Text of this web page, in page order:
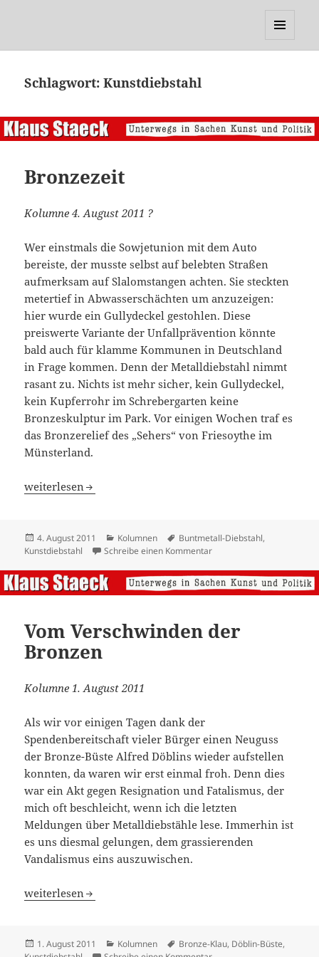
Schlagwort:Kunstdiebstahl
Bronzezeit
Kolumne 4. August 2011 ?
Wer einstmals die Sowjetunion mit dem Auto
bereiste, der musste selbst auf belebten Straßen
aufmerksam auf Slalomstangen achten. Sie steckten
metertief in Abwasserschächten um anzuzeigen:
hier wurde ein Gullydeckel gestohlen. Diese
preiswerte Variante der Unfallprävention könnte
bald auch für klamme Kommunen in Deutschland
in Frage kommen. Denn der Metalldiebstahl nimmt
rasant zu. Nichts ist mehr sicher, kein Gullydeckel,
kein Kupferrohr im Schrebergarten keine
Bronzeskulptur im Park. Vor einigen Wochen traf es
das Bronzerelief des „Sehers“ von Friesoythe im
Münsterland.
Bronzezeit
weiterlesen
Veröffentlicht
am
4. August 2011 Kategorien
Kolumnen Schlagwörter
Buntmetall-Diebstahl,
Kunstdiebstahl
Schreibe einen Kommentarzu Bronzezeit
Vom Verschwinden der
Bronzen
Kolumne 1. August 2011
Als wir vor einigen Tagen dank der
Spendenbereitschaft vieler Bürger einen Neuguss
der Bronze-Büste Alfred Döblins wieder aufstellen
konnten, da waren wir erst einmal froh. Denn dies
war ein Akt gegen Resignation und Fatalismus, der
mich oft beschleicht, wenn ich die letzten
Meldungen über Metalldiebstähle lese. Immerhin ist
es uns diesmal gelungen, dem grassierenden
Vandalismus eins auszuwischen.
Vom Verschwinden der Bronzen
weiterlesen
Veröffentlicht
1. August 2011 Kategorien
Kolumnen Schlagwörter
Bronze-Klau, Döblin-Büste,